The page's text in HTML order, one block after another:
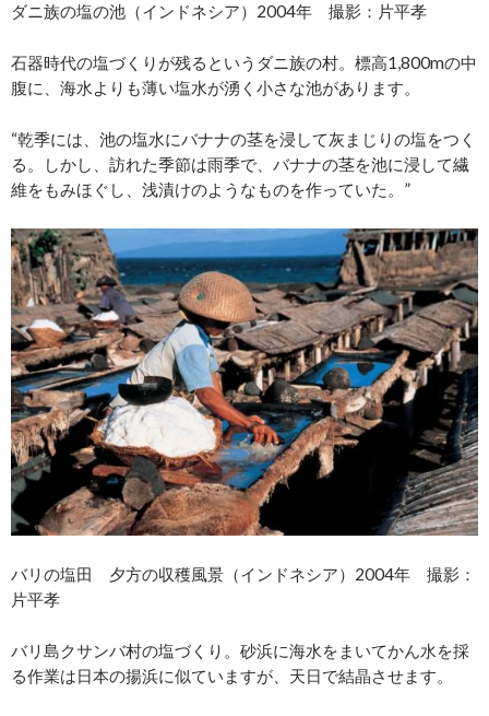
ダニ族の塩の池（インドネシア）2004年 撮影：片平孝
石器時代の塩づくりが残るというダニ族の村。標高1,800mの中
腹に、海水よりも薄い塩水が湧く小さな池があります。
“乾季には、池の塩水にバナナの茎を浸して灰まじりの塩をつく
る。しかし、訪れた季節は雨季で、バナナの茎を池に浸して繊
維をもみほぐし、浅漬けのようなものを作っていた。”
バリの塩田 夕方の収穫風景（インドネシア）2004年 撮影：
片平孝
バリ島クサンバ村の塩づくり。砂浜に海水をまいてかん水を採
る作業は日本の揚浜に似ていますが、天日で結晶させます。